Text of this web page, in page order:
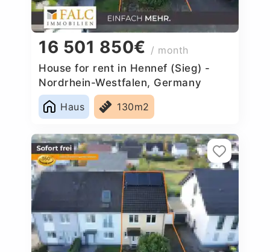
16 501 850€ / month
House for rent in Hennef (Sieg) -
Nordrhein-Westfalen, Germany
Haus
130m2